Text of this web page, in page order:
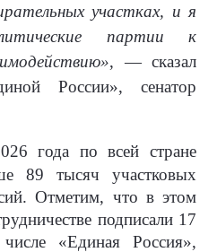
участках, и я
партии к
, — сказал
России», сенатор
года по всей стране
89 тысяч участковых
Отметим, что в этом
подписали 17
«Единая Россия»,